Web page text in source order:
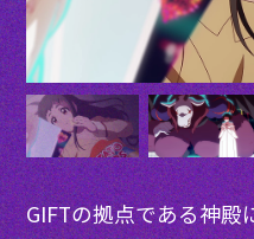
GIFTの拠点である神